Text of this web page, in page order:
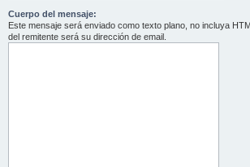
Cuerpo del mensaje:
Este mensaje será enviado como texto plano, no incluya
del remitente será su dirección de email.